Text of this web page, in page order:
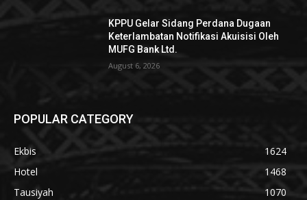
KPPU Gelar Sidang Perdana Dugaan
Keterlambatan Notifikasi Akuisisi Oleh
MUFG Bank Ltd.
August 6, 2026
POPULAR CATEGORY
Ekbis
1624
Hotel
1468
Tausiyah
1070